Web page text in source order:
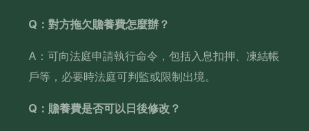
Q：對方拖欠贍養費怎麼辦？
A：可向法庭申請執行命令，包括入息扣押、凍結帳
戶等，必要時法庭可判監或限制出境。
Q：贍養費是否可以日後修改？